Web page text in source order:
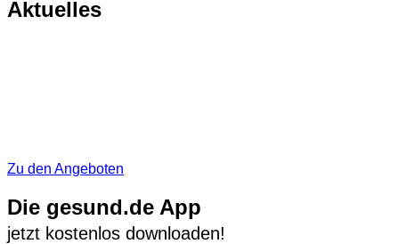
Aktuelles
Zu den Angeboten
Die gesund.de App
jetzt kostenlos downloaden!